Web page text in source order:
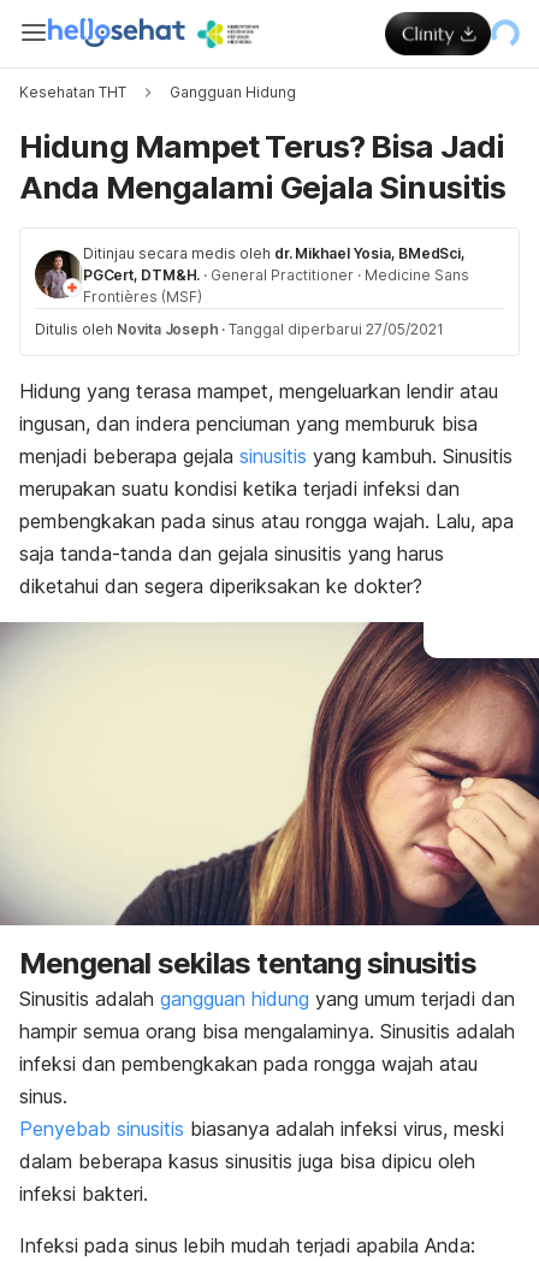
Kesehatan THT Gangguan Hidung
Hidung Mampet Terus? Bisa Jadi
Anda Mengalami Gejala Sinusitis
Ditinjau secara medis oleh dr. Mikhael Yosia, BMedSci,
PGCert, DTM&H. · General Practitioner · Medicine Sans
Frontières (MSF)
Ditulis oleh Novita Joseph · Tanggal diperbarui 27/05/2021
Hidung yang terasa mampet, mengeluarkan lendir atau
ingusan, dan indera penciuman yang memburuk bisa
menjadi beberapa gejala sinusitis yang kambuh. Sinusitis
merupakan suatu kondisi ketika terjadi infeksi dan
pembengkakan pada sinus atau rongga wajah. Lalu, apa
saja tanda-tanda dan gejala sinusitis yang harus
diketahui dan segera diperiksakan ke dokter?
Mengenal sekilas tentang sinusitis
Sinusitis adalah gangguan hidung yang umum terjadi dan
hampir semua orang bisa mengalaminya. Sinusitis adalah
infeksi dan pembengkakan pada rongga wajah atau
sinus.
Penyebab sinusitis biasanya adalah infeksi virus, meski
dalam beberapa kasus sinusitis juga bisa dipicu oleh
infeksi bakteri.
Infeksi pada sinus lebih mudah terjadi apabila Anda: